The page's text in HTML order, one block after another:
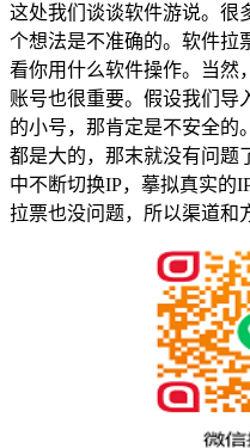
这处我们谈谈软件游说。很
个想法是不准确的。软件拉
看你用什么软件操作。当然
账号也很重要。假设我们导
的小号，那肯定是不安全的
都是大的，那末就没有问题
中不断切换IP，摹拟真实的
拉票也没问题，所以渠道和